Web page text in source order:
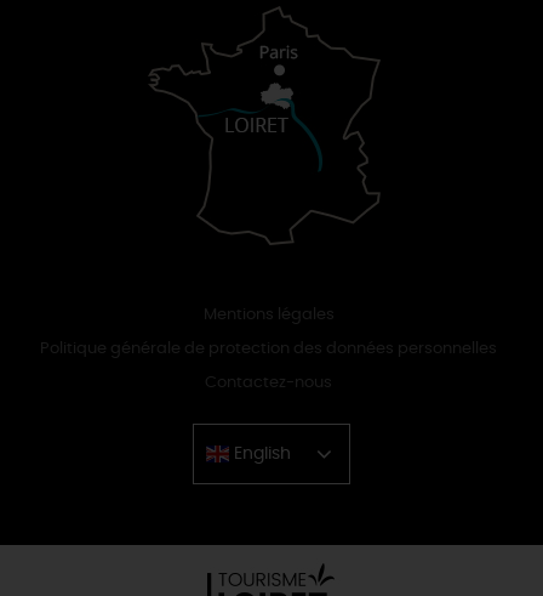
Mentions légales
Politique générale de protection des données personnelles
Contactez-nous
English
Chinese